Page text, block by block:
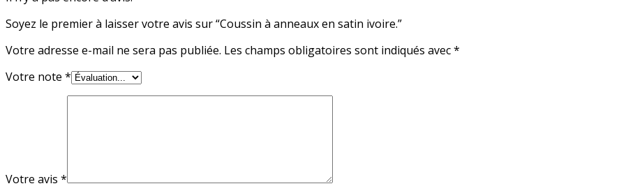
Soyez le premier à laisser votre avis sur “Coussin à anneaux en satin ivoire.”
Votre adresse e-mail ne sera pas publiée. Les champs obligatoires sont indiqués avec*
Votre note *
Votre avis *